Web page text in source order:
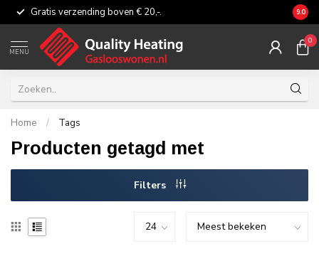
Gratis verzending boven € 20,-. 9.0
MENU
0
Home / Tags
Producten getagd met
Filters